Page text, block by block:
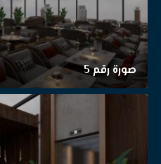
صورة رقم 5